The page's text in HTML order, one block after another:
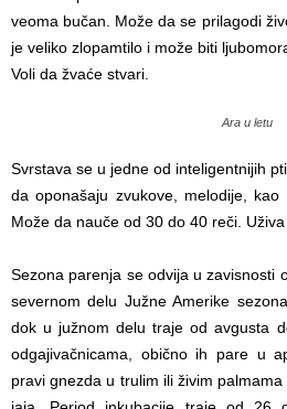
veoma bučan. Može da se prilagodi
je veliko zlopamtilo i može biti
Voli da žvaće stvari.
Ara u letu
Svrstava se u jedne od inteligentnijih
da oponašaju zvukove, melodije,
Može da nauče od 30 do 40 reči. Uživa
Sezona parenja se odvija u zavisnosti
severnom delu Južne Amerike
dok u južnom delu traje od avgusta
odgajivačnicama, obično ih pare u
pravi gnezda u trulim ili živim